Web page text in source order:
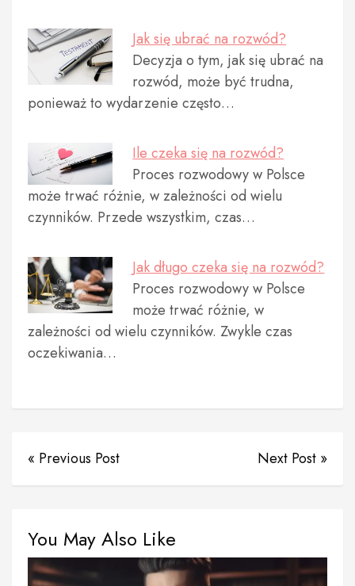
Jak się ubrać na rozwód?
Decyzja o tym, jak się ubrać na
rozwód, może być trudna,
ponieważ to wydarzenie często…
Ile czeka się na rozwód?
Proces rozwodowy w Polsce
może trwać różnie, w zależności od wielu
czynników. Przede wszystkim, czas…
Jak długo czeka się na rozwód?
Proces rozwodowy w Polsce
może trwać różnie, w
zależności od wielu czynników. Zwykle czas
oczekiwania…
« Previous Post Next Post »
You May Also Like